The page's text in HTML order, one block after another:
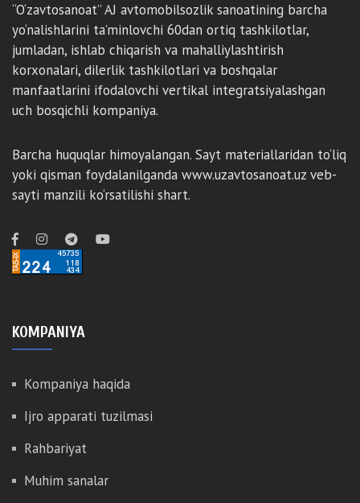
“O‘zavtosanoat” AJ avtomobilsozlik sanoatining barcha
yo‘nalishlarini ta’minlovchi 60dan ortiq tashkilotlar,
jumladan, ishlab chiqarish va mahalliylashtirish
korxonalari, dilerlik tashkilotlari va boshqalar
manfaatlarini ifodalovchi vertikal integratsiyalashgan
uch bosqichli kompaniya.
Barcha huquqlar himoyalangan. Sayt materiallaridan to‘liq
yoki qisman foydalanilganda www.uzavtosanoat.uz veb-
sayti manzili ko‘rsatilishi shart.
KOMPANIYA
Kompaniya haqida
Ijro apparati tuzilmasi
Rahbariyat
Muhim sanalar